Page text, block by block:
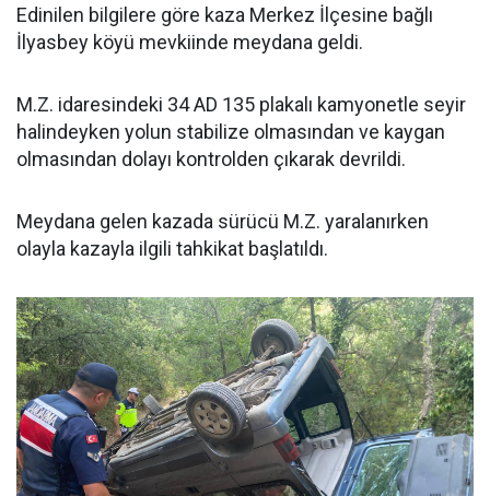
Edinilen bilgilere göre kaza Merkez İlçesine bağlı
İlyasbey köyü mevkiinde meydana geldi.
M.Z. idaresindeki 34 AD 135 plakalı kamyonetle seyir
halindeyken yolun stabilize olmasından ve kaygan
olmasından dolayı kontrolden çıkarak devrildi.
Meydana gelen kazada sürücü M.Z. yaralanırken
olayla kazayla ilgili tahkikat başlatıldı.